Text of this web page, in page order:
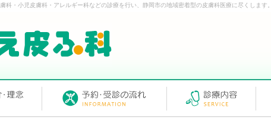
科・小児皮膚科・アレルギー科などの診療を行い、静岡市の地域密着型の皮膚科医療に尽くします。